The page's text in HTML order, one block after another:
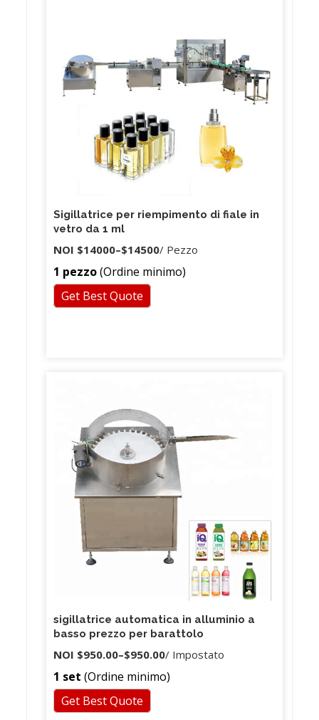
Sigillatrice per riempimento di fiale in
vetro da 1 ml
NOI $14000–$14500/ Pezzo
1 pezzo(Ordine minimo)
Get Best Quote
sigillatrice automatica in alluminio a
basso prezzo per barattolo
NOI $950.00–$950.00/ Impostato
1 set (Ordine minimo)
Get Best Quote